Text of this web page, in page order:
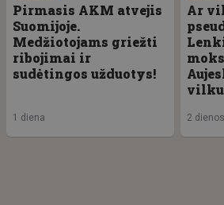
Pirmasis AKM atvejis
Suomijoje.
Medžiotojams griežti
ribojimai ir
sudėtingos užduotys!
1 diena
Ar
2 dienos